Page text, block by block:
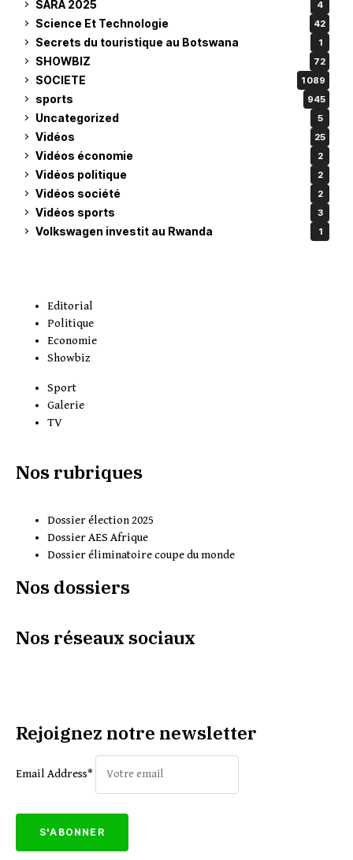
SARA 2025 4
Science Et Technologie 42
Secrets du touristique au Botswana 1
SHOWBIZ 72
SOCIETE 1 089
sports 945
Uncategorized 5
Vidéos 25
Vidéos économie 2
Vidéos politique 2
Vidéos société 2
Vidéos sports 3
Volkswagen investit au Rwanda 1
Editorial
Politique
Economie
Showbiz
Sport
Galerie
TV
Nos rubriques
Dossier élection 2025
Dossier AES Afrique
Dossier éliminatoire coupe du monde
Nos dossiers
Nos réseaux sociaux
Rejoignez notre newsletter
Email Address*